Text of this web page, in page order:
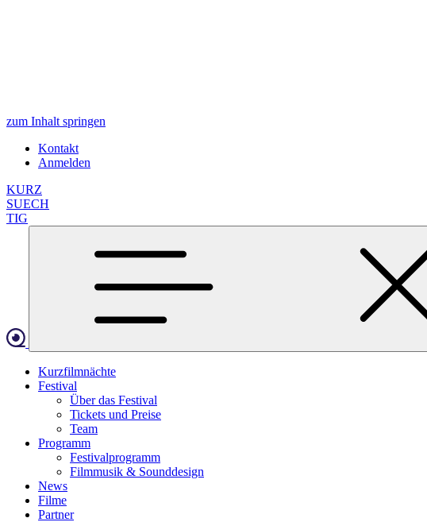
zum Inhalt springen
Kontakt
Anmelden
KURZ
SUECH
TIG
Kurzfilmnächte
Festival
Über das Festival
Tickets und Preise
Team
Programm
Festivalprogramm
Filmmusik & Sounddesign
News
Filme
Partner